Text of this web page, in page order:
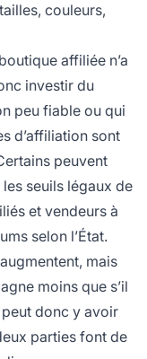
couleurs,
affiliée n’a
investir du
peu fiable ou qui
d’affiliation sont
peuvent
seuils légaux de
et vendeurs à
selon l’État.
mais
moins que s’il
donc y avoir
parties font de